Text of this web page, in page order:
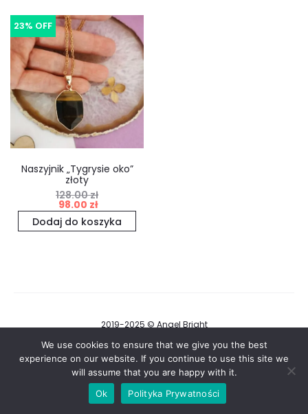
23% OFF
Naszyjnik „Tygrysie oko”
złoty
128.00zł
Pierwotna
cena
98.00 zł
Aktualna
cena
Dodaj do koszyka
2019-2025 © Angel Bright
Regulamin i Polityka Prywatności
F
a
c
s
We use cookies to ensure that we give you the best
experience on our website. If you continue to use this site we
will assume that you are happy with it.
Ok
Polityka Prywatności